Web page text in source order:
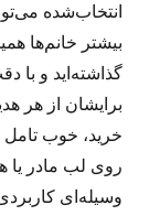
انتخاب‌شده
بیشتر خانم‌ها
گذاشته‌اید و با
برایشان از هر
خرید، خوب تامل
روی لب مادر یا
وسیله‌ای